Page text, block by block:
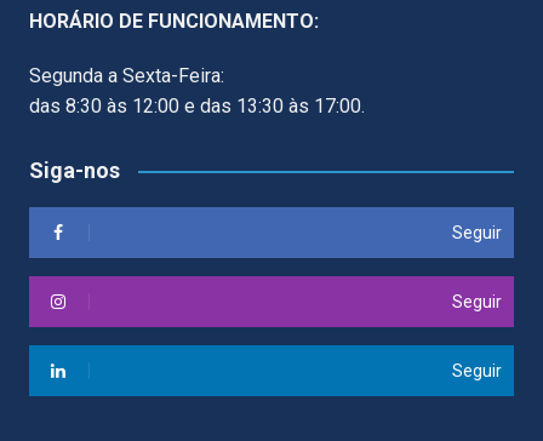
HORÁRIO DE FUNCIONAMENTO:
Segunda a Sexta-Feira:
das 8:30 às 12:00 e das 13:30 às 17:00.
Siga-nos
Seguir
Seguir
Seguir